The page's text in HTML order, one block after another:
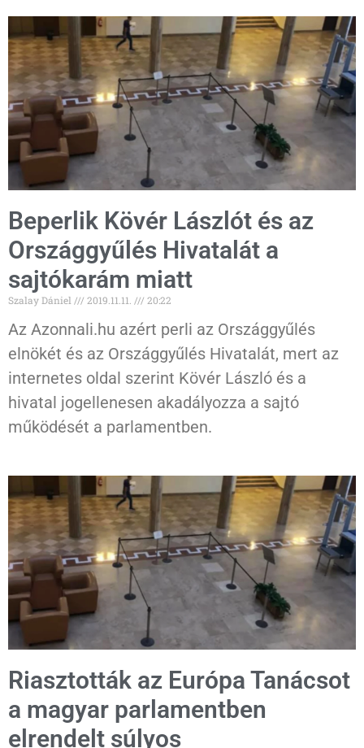
Beperlik Kövér Lászlót és az
Országgyűlés Hivatalát a
sajtókarám miatt
Szalay Dániel 2019.11.11. 20:22
Az Azonnali.hu azért perli az Országgyűlés
elnökét és az Országgyűlés Hivatalát, mert az
internetes oldal szerint Kövér László és a
hivatal jogellenesen akadályozza a sajtó
működését a parlamentben.
Riasztották az Európa Tanácsot
a magyar parlamentben
elrendelt súlyos